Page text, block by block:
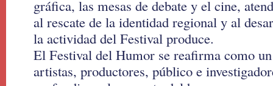
gráfica, las mesas de debate y el cine,
al rescate de la identidad regional y al
la actividad del Festival produce.
El Festival del Humor se reafirma como
artistas, productores, público e